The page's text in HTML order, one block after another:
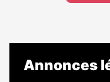
Annonces